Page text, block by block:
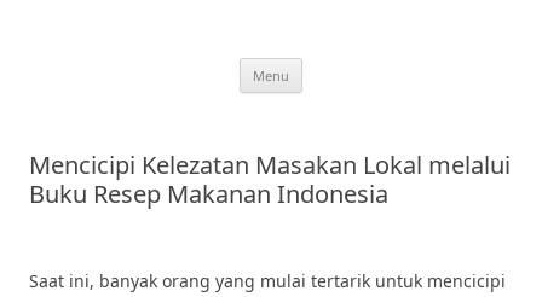
Menu
Mencicipi Kelezatan Masakan Lokal melalui
Buku Resep Makanan Indonesia
Saat ini, banyak orang yang mulai tertarik untuk mencicipi